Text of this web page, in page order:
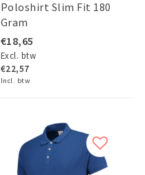
Poloshirt Slim Fit 180
Gram
€18,65
Excl. btw
€22,57
Incl. btw